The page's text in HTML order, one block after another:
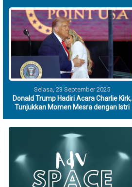
Selasa, 23 September 2025
Donald Trump Hadiri Acara Charlie Kirk,
Tunjukkan Momen Mesra dengan Istri